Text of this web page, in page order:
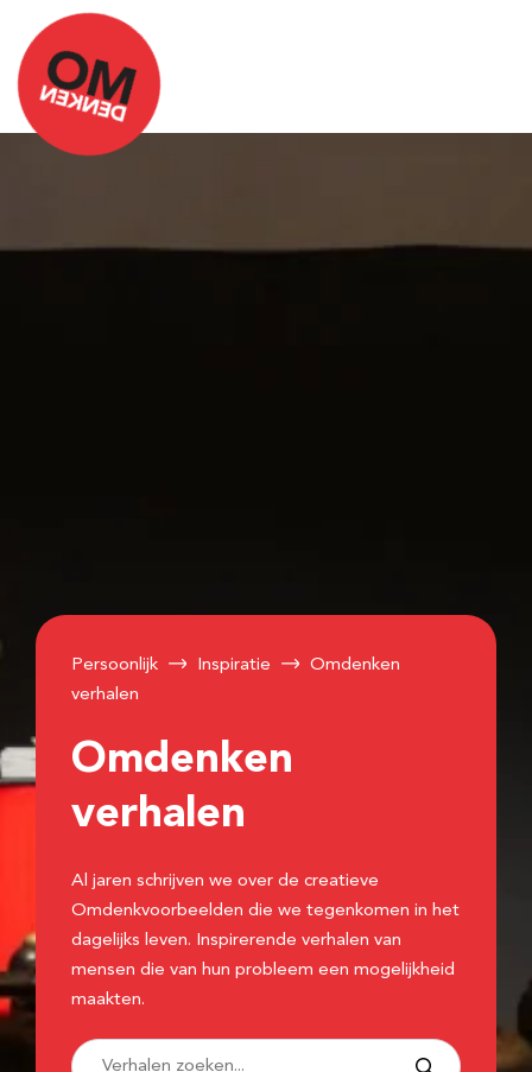
Persoonlijk Inspiratie
Omdenken
verhalen
Omdenken
verhalen
Al jaren schrijven we over de creatieve
Omdenkvoorbeelden die we tegenkomen in het
dagelijks leven. Inspirerende verhalen van
mensen die van hun probleem een mogelijkheid
maakten.